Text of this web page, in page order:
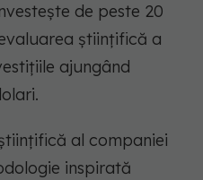
de peste 20
științifică a
le ajungând
al companiei
inspirată